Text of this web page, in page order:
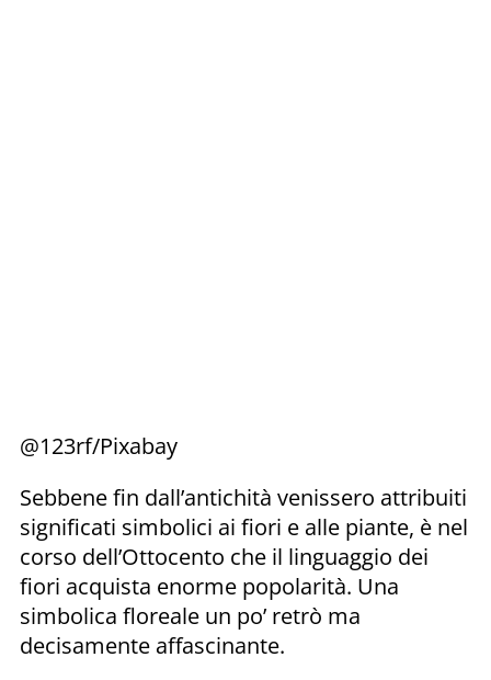
@123rf/Pixabay
Sebbene fin dall’antichità venissero attribuiti
significati simbolici ai fiori e alle piante, è nel
corso dell’Ottocento che il linguaggio dei
fiori acquista enorme popolarità. Una
simbolica floreale un po’ retrò ma
decisamente affascinante.